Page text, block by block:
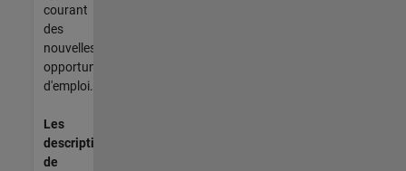
courant
des
nouvelles
opportunités
d'emploi.
Les
descriptions
de